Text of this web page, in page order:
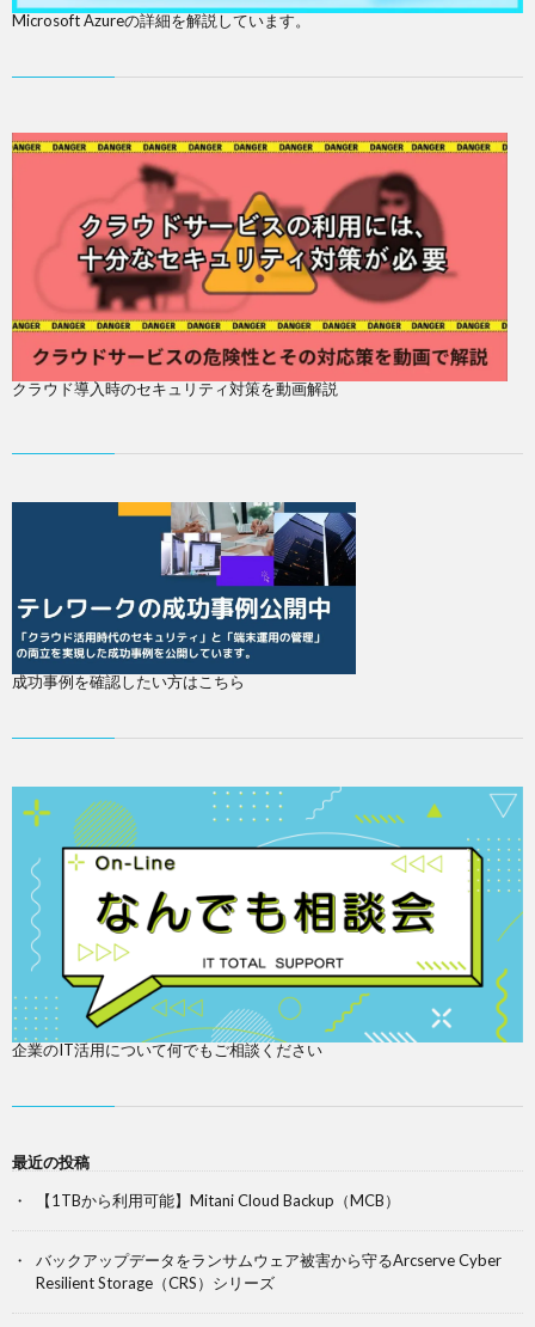
Microsoft Azureの詳細を解説しています。
クラウド導入時のセキュリティ対策を動画解説
成功事例を確認したい方はこちら
企業のIT活用について何でもご相談ください
最近の投稿
【1TBから利用可能】Mitani Cloud Backup（MCB）
バックアップデータをランサムウェア被害から守るArcserve Cyber
Resilient Storage（CRS）シリーズ